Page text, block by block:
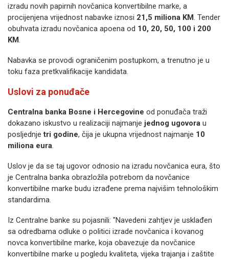
izradu novih papirnih novčanica konvertibilne marke, a
procijenjena vrijednost nabavke iznosi 21,5 miliona KM. Tender
obuhvata izradu novčanica apoena od 10, 20, 50, 100 i 200
KM.
Nabavka se provodi ograničenim postupkom, a trenutno je u
toku faza pretkvalifikacije kandidata.
Uslovi za ponuđače
Centralna banka Bosne i Hercegovine od ponuđača traži
dokazano iskustvo u realizaciji najmanje jednog ugovora u
posljednjetri godine, čija je ukupna vrijednost najmanje 10
miliona eura.
Uslov je da se taj ugovor odnosio na izradu novčanica eura, što
je Centralna banka obrazložila potrebom da novčanice
konvertibilne marke budu izrađene prema najvišim tehnološkim
standardima.
Iz Centralne banke su pojasnili: "Navedeni zahtjev je usklađen
sa odredbama odluke o politici izrade novčanica i kovanog
novca konvertibilne marke, koja obavezuje da novčanice
konvertibilne marke u pogledu kvaliteta, vijeka trajanja i zaštite